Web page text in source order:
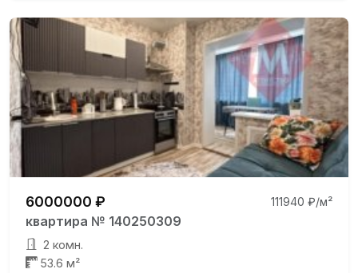
6000000 ₽ 111940 ₽/м²
квартира № 140250309
2 комн.
53.6 м²